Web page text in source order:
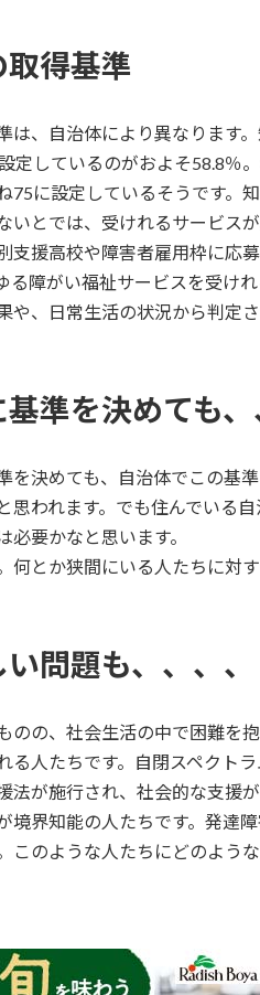
得基準
は、自治体により異なります
定しているのがおよそ58.8％
75に設定しているそうです。
いとでは、受けれるサービスが
支援高校や障害者雇用枠に応
る障がい福祉サービスを受け
や、日常生活の状況から判定さ
準を決めても、
を決めても、自治体でこの基
思われます。でも住んでいる
必要かなと思います。
何とか狭間にいる人たちに対
問題も、、、、
のの、社会生活の中で困難を
る人たちです。自閉スペクト
法が施行され、社会的な支援
境界知能の人たちです。発達
このような人たちにどのよう